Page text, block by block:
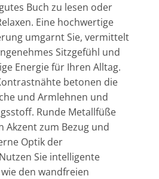
Buch zu lesen oder
Eine hochwertige
umgarnt Sie, vermittelt
Sitzgefühl und
Energie für Ihren Alltag.
betonen die
und Armlehnen und
Runde Metallfüße
Akzent zum Bezug und
Optik der
Sie intelligente
den wandfreien